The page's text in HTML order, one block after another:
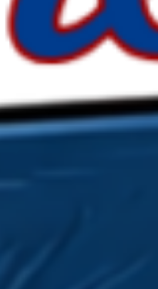
DE CONTENIDO DE